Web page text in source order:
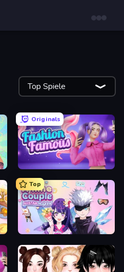
Top Spiele
Originals
Fashion Famous
Top
Anime Couple: Avatar Maker